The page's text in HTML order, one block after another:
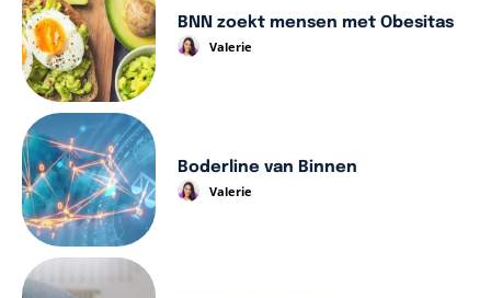
BNN zoekt mensen met Obesitas
Valerie
Boderline van Binnen
Valerie